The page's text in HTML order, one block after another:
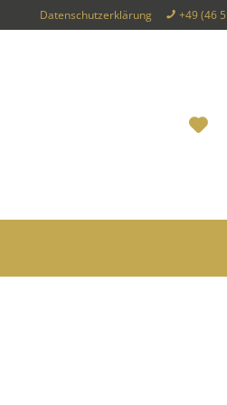
Datenschutzerklärung +49 (46